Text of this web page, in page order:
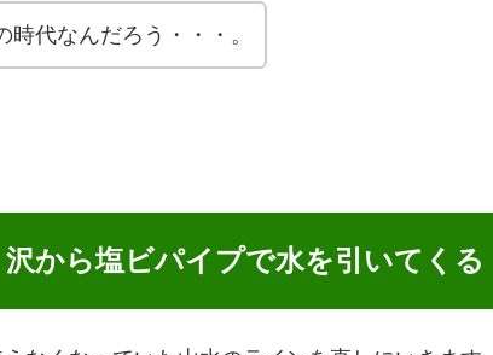
時代なんだろう・・・。
から塩ビパイプで水を引いてくる